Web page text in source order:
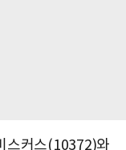
스커스(10372)와